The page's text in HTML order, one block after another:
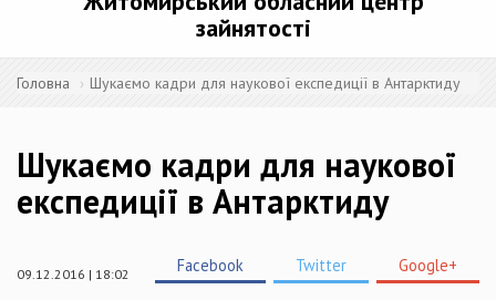
зайнятості
Головна Шукаємо кадри для наукової експедиції в Антарктиду
Шукаємо кадри для наукової
експедиції в Антарктиду
09.12.2016 | 18:02 Facebook Twitter Google+